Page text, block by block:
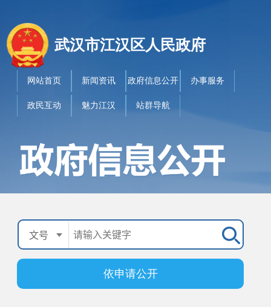
武汉市江汉区人民政府
依申请公开
网站首页 新闻资讯 政府信息公开 办事服务
政民互动 魅力江汉 站群导航